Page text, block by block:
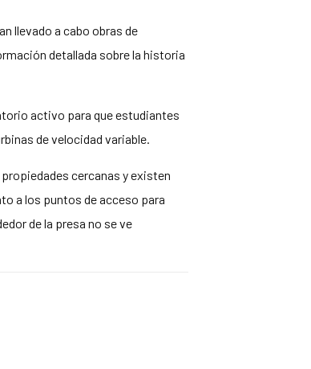
llevado a cabo obras de
detallada sobre la historia
activo para que estudiantes
de velocidad variable.
cercanas y existen
a los puntos de acceso para
de la presa no se ve